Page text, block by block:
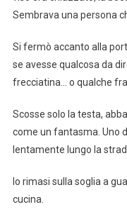
Sembrava una persona
Si fermò accanto alla
se avesse qualcosa da
frecciatina… o qualche
Scosse solo la testa,
come un fantasma. Uno
lentamente lungo la
Io rimasi sulla soglia a
cucina.